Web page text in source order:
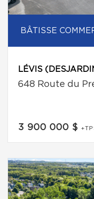
BÂTISSE
LÉVIS
648 Route du
3 900 000 $